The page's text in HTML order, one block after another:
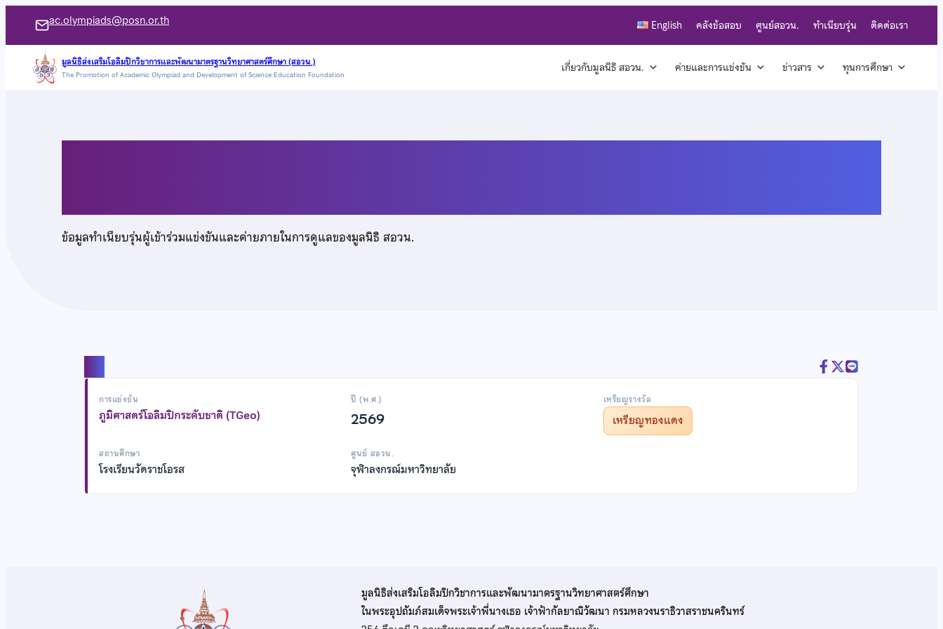
เนื้อหา
ac.olympiads@posn.or.th English คลังข้อสอบ ศูนย์สอวน. ทำเนียบรุ่น ติดต่อเรา
มูลนิธิส่งเสริมโอลิมปิกวิชาการและพัฒนามาตรฐานวิทยาศาสตร์ศึกษา (สอวน.)
The Promotion of Academic Olympiad and Development of Science Education Foundation เกี่ยวกับมูลนิธิ สอวน. ค่ายและการแข่งขัน ข่าวสาร ทุนการศึกษา
ข้อมูลทำเนียบรุ่นผู้เข้าร่วมแข่งขันและค่ายภายในการดูแลของมูลนิธิ สอวน.
การแข่งขัน
ภูมิศาสตร์โอลิมปิกระดับชาติ (TGeo)
ปี (พ.ศ.)
2569
เหรียญรางวัล
เหรียญทองแดง
สถานศึกษา
โรงเรียนวัดราชโอรส
ศูนย์ สอวน.
จุฬาลงกรณ์มหาวิทยาลัย
มูลนิธิส่งเสริมโอลิมปิกวิชาการและพัฒนามาตรฐานวิทยาศาสตร์ศึกษา
ในพระอุปถัมภ์สมเด็จพระเจ้าพี่นางเธอ เจ้าฟ้ากัลยาณิวัฒนา กรมหลวงนราธิวาสราชนครินทร์